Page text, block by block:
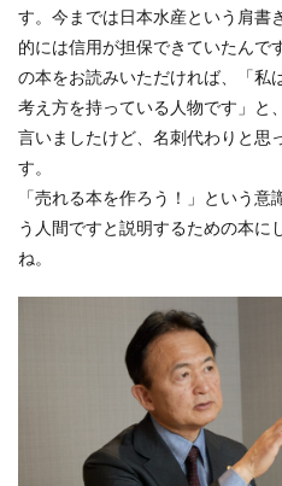
す。今までは日本水産という肩書
的には信用が担保できていたんで
の本をお読みいただければ、「私
考え方を持っている人物です」と
言いましたけど、名刺代わりと思
す。
「売れる本を作ろう！」という
う人間ですと説明するための本に
ね。